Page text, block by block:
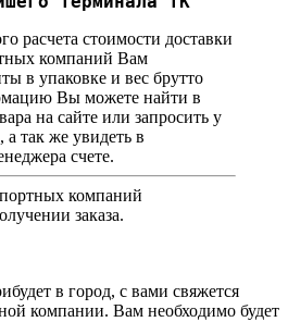
расчета стоимости доставки
компаний Вам
в упаковке и вес брутто
Вы можете найти в
на сайте или запросить у
так же увидеть в
счете.
компаний
заказа.
в город, с вами свяжется
компании. Вам необходимо будет